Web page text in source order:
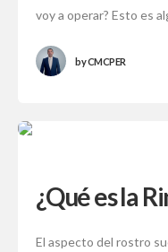
voy a operar? Esto es
byCMCPER
¿Qué es la
El aspecto del rostro